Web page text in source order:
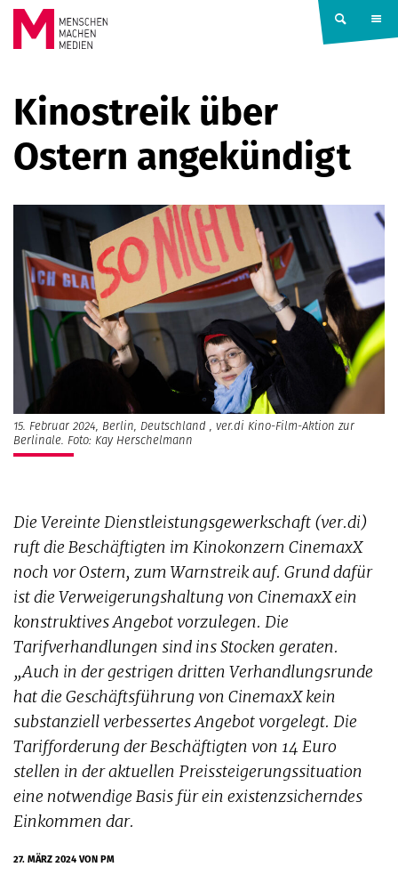
Springe zum Inhalt
MACHEN
MEDIEN
Kinostreik über
Ostern angekündigt
15. Februar 2024, Berlin, Deutschland , ver.di Kino-Film-Aktion zur
Berlinale. Foto: Kay Herschelmann
Die Vereinte Dienstleistungsgewerkschaft (ver.di)
ruft die Beschäftigten im Kinokonzern CinemaxX
noch vor Ostern, zum Warnstreik auf. Grund dafür
ist die Verweigerungshaltung von CinemaxX ein
konstruktives Angebot vorzulegen. Die
Tarifverhandlungen sind ins Stocken geraten.
„Auch in der gestrigen dritten Verhandlungsrunde
hat die Geschäftsführung von CinemaxX kein
substanziell verbessertes Angebot vorgelegt. Die
Tarifforderung der Beschäftigten von 14 Euro
stellen in der aktuellen Preissteigerungssituation
eine notwendige Basis für ein existenzsicherndes
Einkommen dar.
27. MÄRZ 2024VON PM